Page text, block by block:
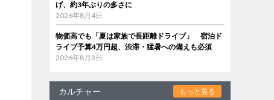
げ、約3年ぶりの多さに
2026年8月4日
物価高でも「夏は家族で長距離ドライブ」 宿泊ド
ライブ予算4万円超、渋滞・猛暑への備えも必須
2026年8月3日
カルチャー もっと見る